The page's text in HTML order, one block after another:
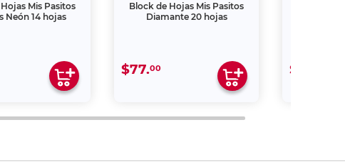
Mis Pasitos
Neón 14 hojas
Block de Hojas Mis Pasitos
Diamante 20 hojas
$77.00 $64.